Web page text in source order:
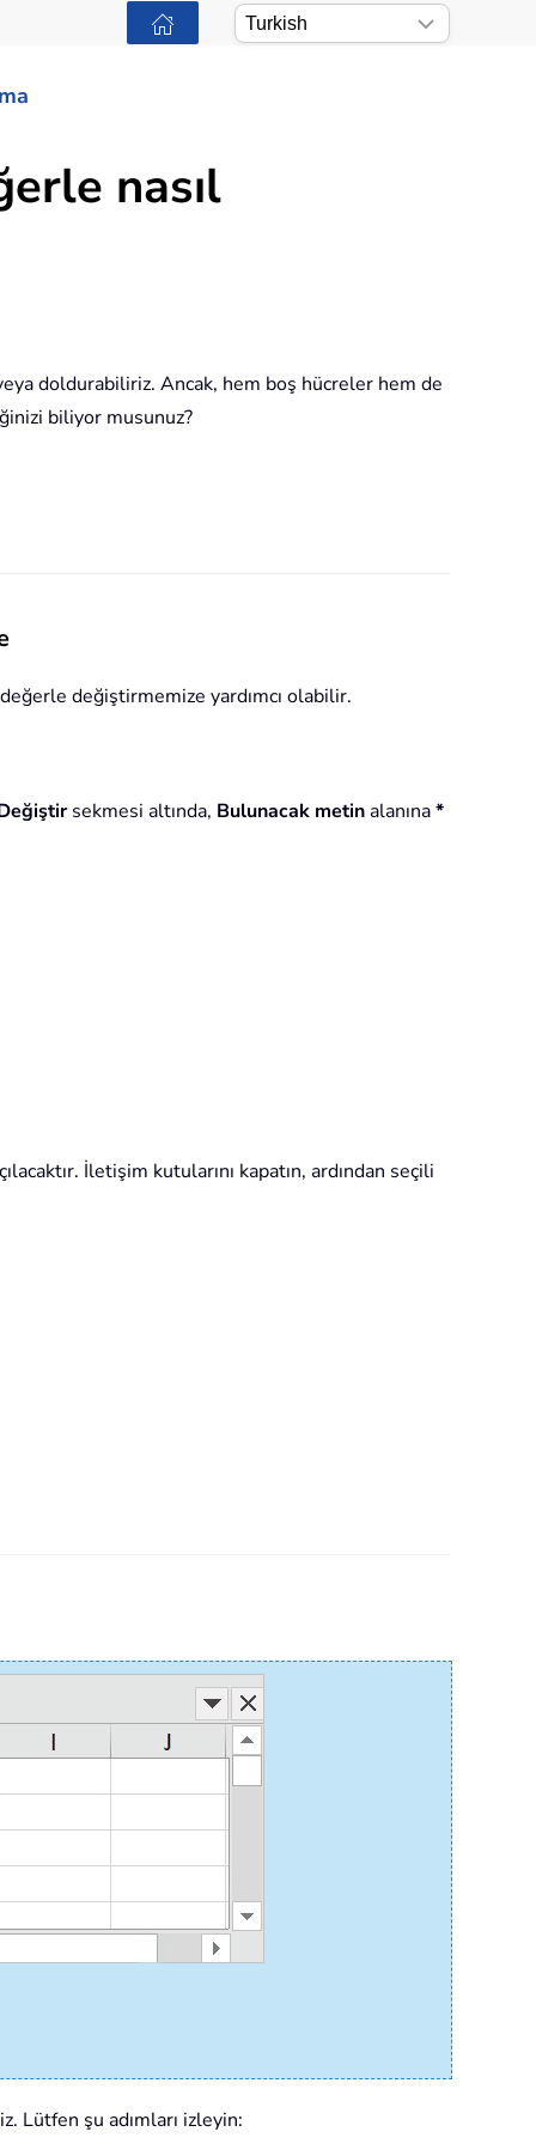
nasıl
doldurabiliriz. Ancak, hem boş hücreler hem de
biliyor musunuz?
değiştirmemize yardımcı olabilir.
sekmesi altında, Bulunacak metinalanına*
İletişim kutularını kapatın, ardından seçili
Lütfen şu adımları izleyin: